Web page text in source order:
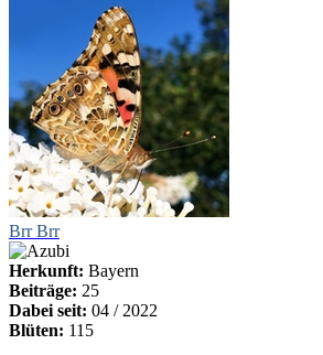
Brr Brr
Herkunft: Bayern
Beiträge: 25
Dabei seit: 04 / 2022
Blüten: 115